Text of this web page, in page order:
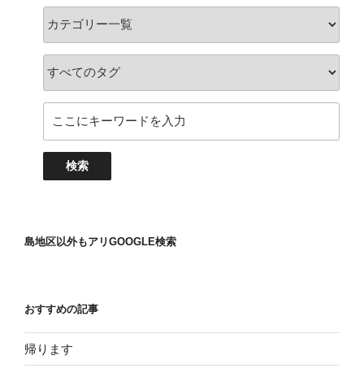
島地区以外もアリGOOGLE検索
おすすめの記事
帰ります